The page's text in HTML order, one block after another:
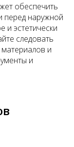
обеспечить
перед наружной
и эстетически
следовать
и
и